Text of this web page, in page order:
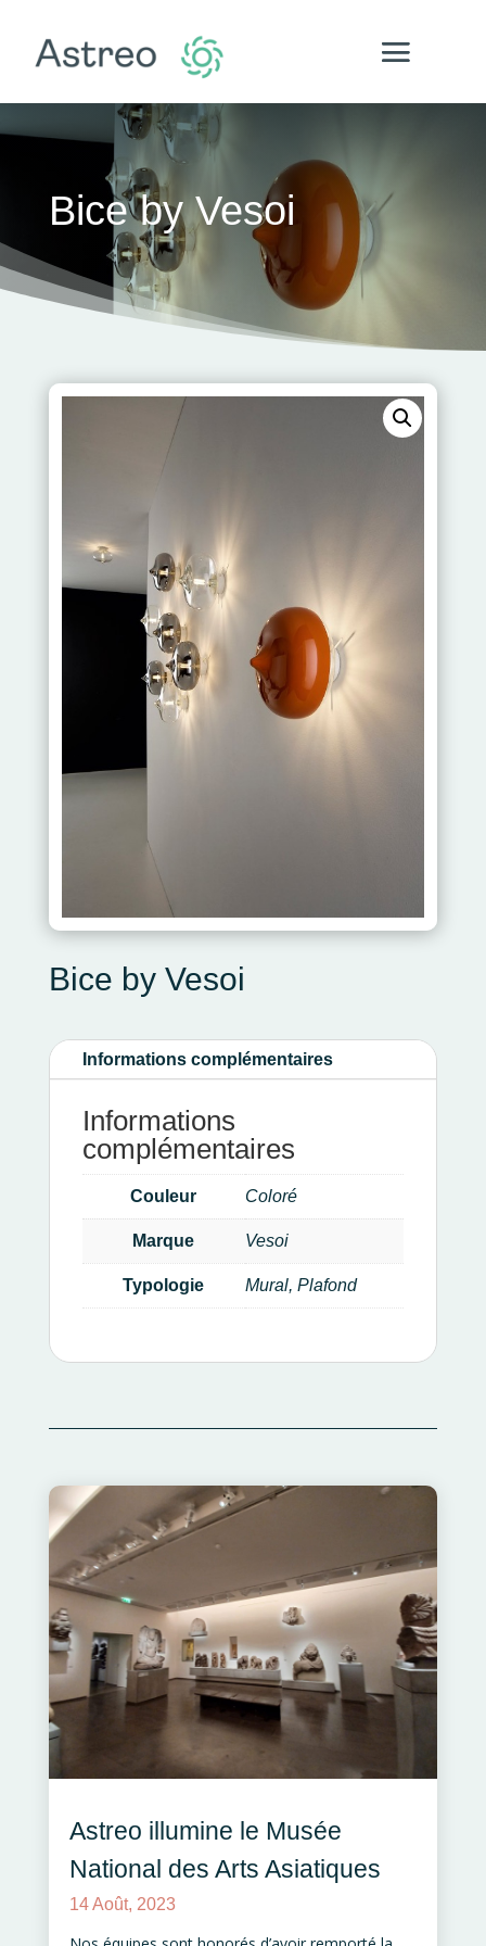
Bice by Vesoi
Bice by Vesoi
Informations complémentaires
Informations
complémentaires
Couleur Coloré
Marque Vesoi
Typologie Mural, Plafond
Astreo illumine le Musée
National des Arts Asiatiques
14 Août, 2023